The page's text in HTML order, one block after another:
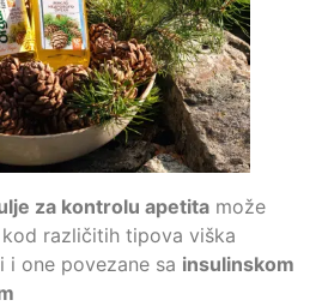
za kontrolu apetita može
različitih tipova viška
i one povezane sa insulinskom